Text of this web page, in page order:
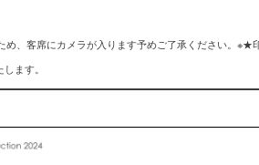
め、客席にカメラが入ります予めご了承ください。※★
ます。